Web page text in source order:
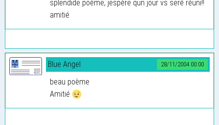
splendide poème, jespère qun jour vs seré réuni!!
amitié
28/11/2004 00:00
Blue Angel
beau poème
Amitié